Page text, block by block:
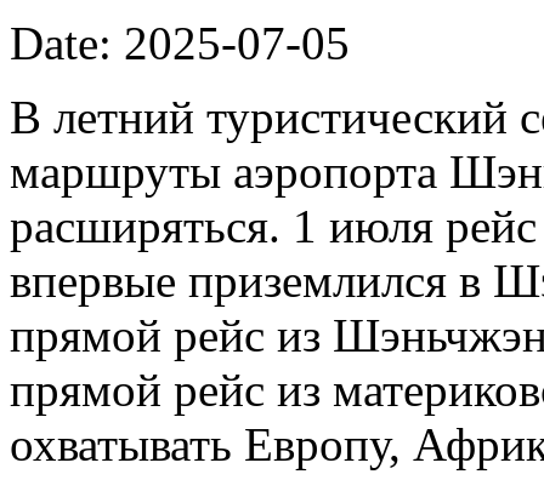
Date: 2025-07-05
В летний туристический
маршруты аэропорта
расширяться. 1 июля
впервые приземлился в
прямой рейс из
прямой рейс из
охватывать Европу,